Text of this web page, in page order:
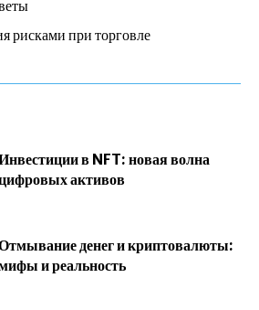
рисками при торговле
в NFT: новая волна
активов
денег и криптовалюты:
и реальность